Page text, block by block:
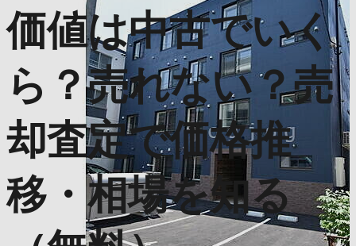
価値は中古でいく
ら？売れない？売
却査定で価格推
移・相場を知る